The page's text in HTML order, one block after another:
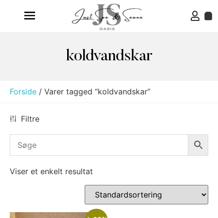
koldvandskar
Forside / Varer tagged “koldvandskar”
Filtre
Viser et enkelt resultat